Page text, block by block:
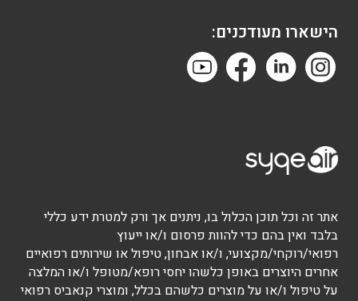
הישארו מעודכנים:
אתר זה וכל תוכן הכלול בו, ניתנים אך ורק למטרת ידע כללי
בלבד ואין בהם כדי להוות פרסום ו/או ייעוץ
רפואי/רוקחי/מקצועי, ו/או אבחון, טיפול או שירותים רפואיים
אחרים היוצרים באופן כלשהו יחסי רופא/מטופל ו/או המלצה
על טיפול ו/או על מוצרים כלשהם בכלל, ומוצרי קנאביס רפואי